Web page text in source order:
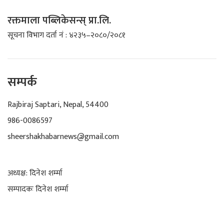
रक्तमाला पब्लिकेसन्स् प्रा.लि.
सूचना विभाग दर्ता नं : ४२३५–२०८०/२०८१
सम्पर्क
Rajbiraj Saptari, Nepal, 54400
986-0086597
sheershakhabarnews@gmail.com
अध्यक्ष: दिनेश शर्म्मा
सम्पादकः दिनेश शर्म्मा